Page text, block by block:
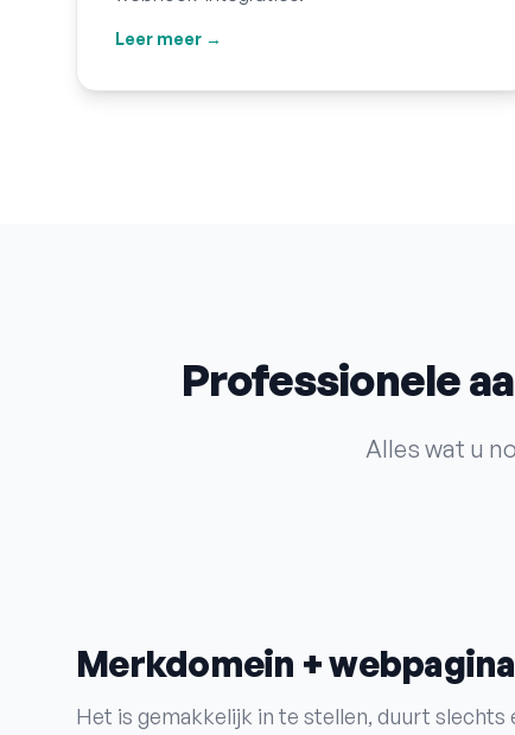
Leer meer →
Professionele
Alles wat u
Merkdomein + webpagina
Het is gemakkelijk in te stellen, duurt slechts